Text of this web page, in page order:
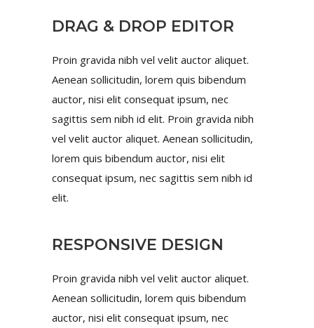
DRAG & DROP EDITOR
Proin gravida nibh vel velit auctor aliquet.
Aenean sollicitudin, lorem quis bibendum
auctor, nisi elit consequat ipsum, nec
sagittis sem nibh id elit. Proin gravida nibh
vel velit auctor aliquet. Aenean sollicitudin,
lorem quis bibendum auctor, nisi elit
consequat ipsum, nec sagittis sem nibh id
elit.
RESPONSIVE DESIGN
Proin gravida nibh vel velit auctor aliquet.
Aenean sollicitudin, lorem quis bibendum
auctor, nisi elit consequat ipsum, nec